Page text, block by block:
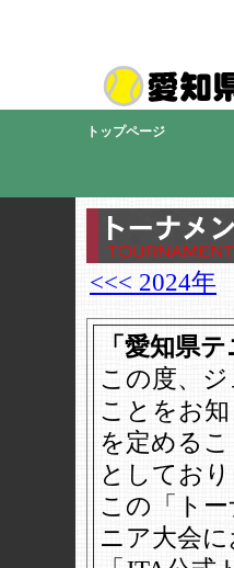
トップページ
<<< 2024年
「愛知県
この度、
ことをお
を定める
としており
この「ト
ニア大会